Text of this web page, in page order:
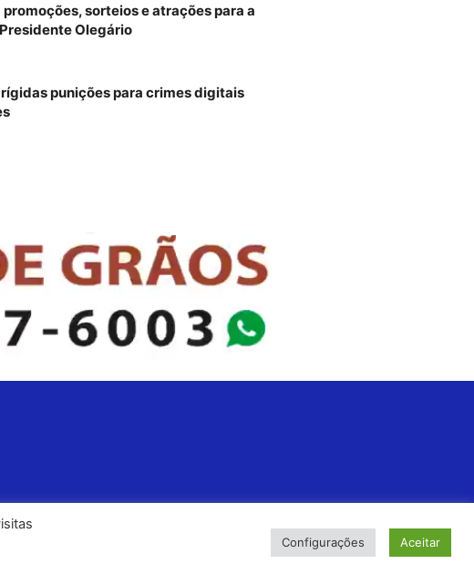
sorteios e atrações para a
Olegário
punições para crimes digitais
Configurações Aceitar